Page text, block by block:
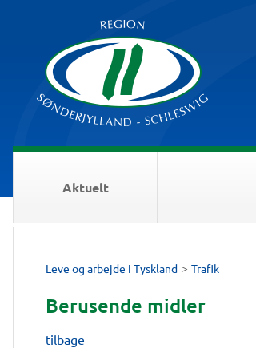
Aktuelt
Leve og arbejde i Tyskland > Trafik
Berusende midler
tilbage